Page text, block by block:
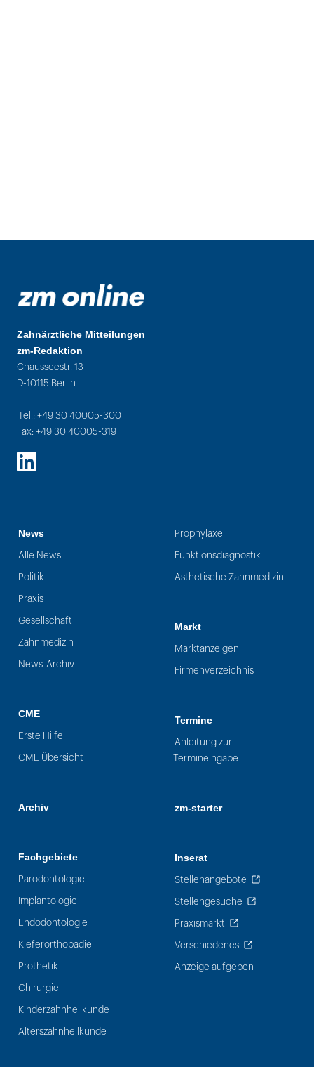
Zahnärztliche Mitteilungen
zm-Redaktion
Chausseestr. 13
D-10115 Berlin
Tel.: +49 30 40005-300
Fax: +49 30 40005-319
LinkedIn
News
Alle News
Politik
Praxis
Gesellschaft
Zahnmedizin
News-Archiv
CME
Erste Hilfe
CME Übersicht
Archiv
Fachgebiete
Parodontologie
Implantologie
Endodontologie
Kieferorthopädie
Prothetik
Chirurgie
Kinderzahnheilkunde
Alterszahnheilkunde
Prophylaxe
Funktionsdiagnostik
Ästhetische Zahnmedizin
Markt
Marktanzeigen
Firmenverzeichnis
Termine
Anleitung zur
Termineingabe
zm-starter
Inserat
Stellenangebote
Stellengesuche
Praxismarkt
Verschiedenes
Anzeige aufgeben